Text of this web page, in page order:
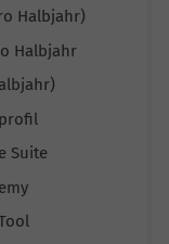
Halbjahr)
Halbjahr
Suite